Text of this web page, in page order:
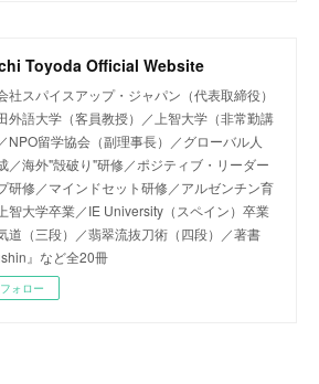
Toyoda Official Website
社スパイスアップ・ジャパン（代表取締役）
外語大学（客員教授）／上智大学（非常勤講
NPO留学協会（副理事長）／グローバル人
／海外"殻破り"研修／ポジティブ・リーダー
研修／マインドセット研修／アルゼンチン育
智大学卒業／IE University（スペイン）卒業
道（三段）／翡翠流抜刀術（四段）／著書
』など全20冊
フォロー